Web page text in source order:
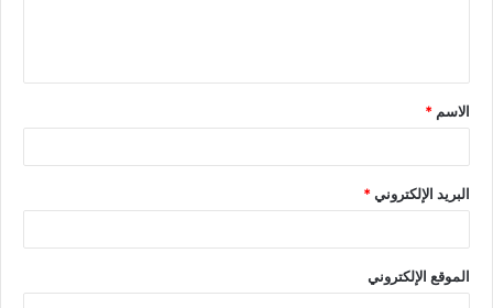
الاسم *
البريد الإلكتروني*
الموقع الإلكتروني